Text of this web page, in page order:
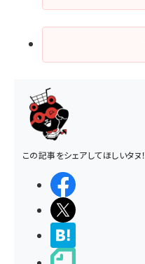
この記事をシェアしてほしいタヌ！